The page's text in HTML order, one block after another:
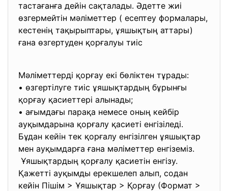
тастағанға дейін сақталады. Әдетте жиі
өзгермейтін мәліметтер ( есептеу формалары,
кестенің тақырыптары, ұяшықтың аттары)
ғана өзгертуден қорғалуы тиіс
Мәліметтерді қорғау екі бөліктен тұрады:
• өзгертілуге тиіс ұяшықтардың бұрынғы
қорғау қасиеттері алынады;
• ағымдағы парақа немесе оның кейбір
ауқымдарына қорғалу қасиеті енгізіледі.
Бұдан кейін тек қорғалу енгізілген ұяшықтар
мен ауқымдарға ғана мәліметтер енгіземіз.
Ұяшықтардың қорғалу қасиетін енгізу.
Қажетті ауқымды ерекшелеп алып, содан
кейін Пішім > Ұяшықтар > Қорғау (Формат >